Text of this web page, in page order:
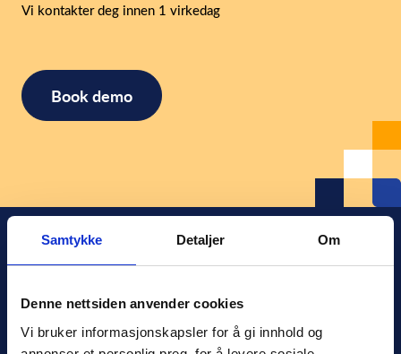
Samtykke Detaljer Om
Denne nettsiden anvender cookies
Vi bruker informasjonskapsler for å gi innhold og
Vi kontakter deg innen 1 virkedag
Xledger Norge